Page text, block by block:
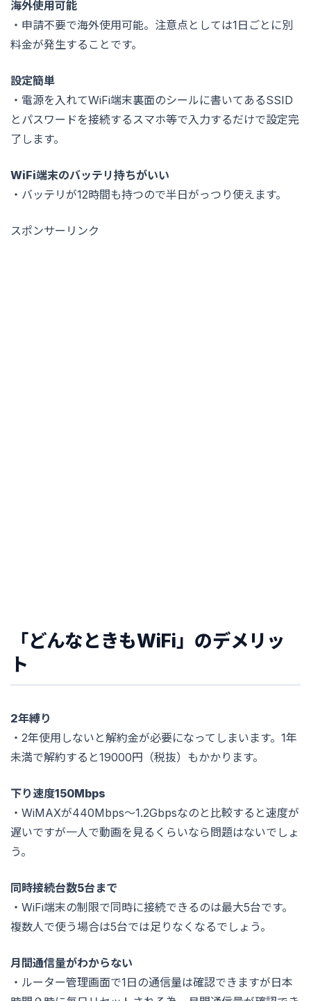
海外使用可能
・申請不要で海外使用可能。注意点としては1日ごとに別
料金が発生することです。
設定簡単
・電源を入れてWiFi端末裏面のシールに書いてあるSSID
とパスワードを接続するスマホ等で入力するだけで設定完
了します。
WiFi端末のバッテリ持ちがいい
・バッテリが12時間も持つので半日がっつり使えます。
スポンサーリンク
「どんなときもWiFi」のデメリッ
ト
2年縛り
・2年使用しないと解約金が必要になってしまいます。1年
未満で解約すると19000円（税抜）もかかります。
下り速度150Mbps
・WiMAXが440Mbps〜1.2Gbpsなのと比較すると速度が
遅いですが一人で動画を見るくらいなら問題はないでしょ
う。
同時接続台数5台まで
・WiFi端末の制限で同時に接続できるのは最大5台です。
複数人で使う場合は5台では足りなくなるでしょう。
月間通信量がわからない
・ルーター管理画面で1日の通信量は確認できますが日本